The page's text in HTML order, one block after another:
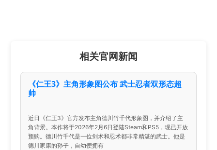
相关官网新闻
《仁王3》主角形象图公布 武士忍者双形态超
帅
近日《仁王3》官方发布主角德川竹千代形象图，并介绍了主
角背景。本作将于2026年2月6日登陆Steam和PS5，现已开放
预购。德川竹千代是一位剑术和忍术都非常精湛的武士。他是
德川家康的孙子，自幼便拥有